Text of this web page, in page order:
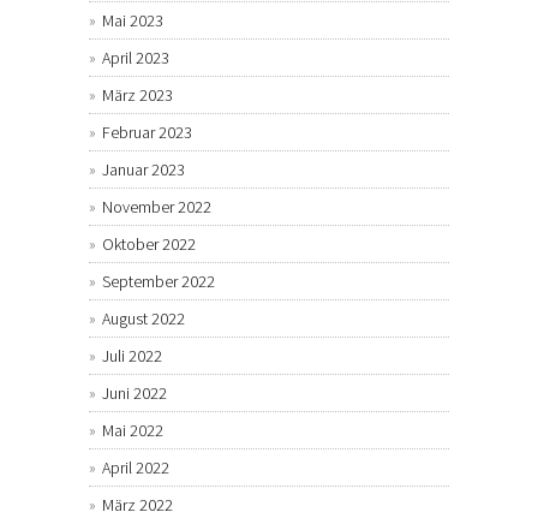
Mai 2023
April 2023
März 2023
Februar 2023
Januar 2023
November 2022
Oktober 2022
September 2022
August 2022
Juli 2022
Juni 2022
Mai 2022
April 2022
März 2022